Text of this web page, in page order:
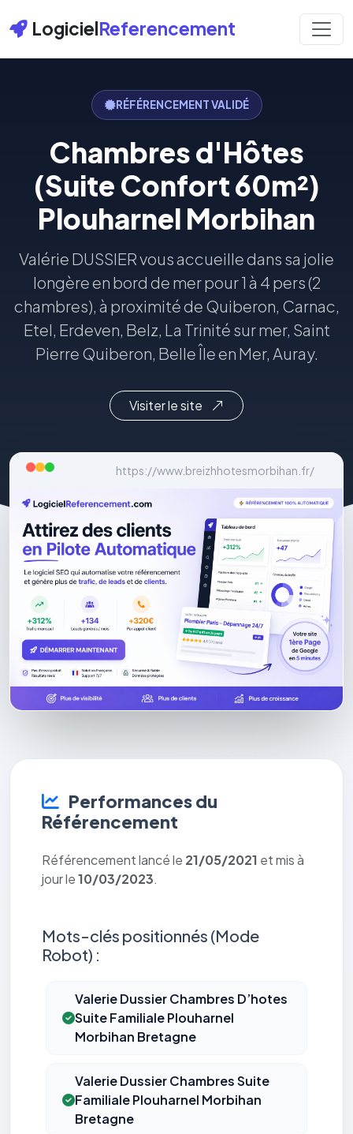
LogicielReferencement
RÉFÉRENCEMENT VALIDÉ
Chambres d'Hôtes
(Suite Confort 60m²)
Plouharnel Morbihan
Valérie DUSSIER vous accueille dans sa jolie
longère en bord de mer pour 1 à 4 pers (2
chambres), à proximité de Quiberon, Carnac,
Etel, Erdeven, Belz, La Trinité sur mer, Saint
Pierre Quiberon, Belle Île en Mer, Auray.
Visiter le site
https://www.breizhhotesmorbihan.fr/
Performances du
Référencement
Référencement lancé le 21/05/2021 et mis à
jour le10/03/2023.
Mots-clés positionnés (Mode
Robot) :
Valerie Dussier Chambres D’hotes
Suite Familiale Plouharnel
Morbihan Bretagne
Valerie Dussier Chambres Suite
Familiale Plouharnel Morbihan
Bretagne